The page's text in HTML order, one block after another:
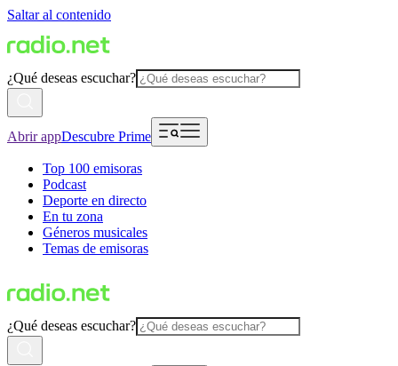
Saltar al contenido
¿Qué deseas escuchar?
Abrir appDescubre Prime
Top 100 emisoras
Podcast
Deporte en directo
En tu zona
Géneros musicales
Temas de emisoras
¿Qué deseas escuchar?